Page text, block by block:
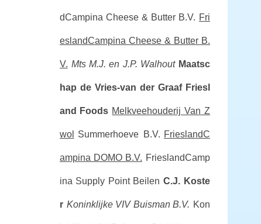
dCampina Cheese & Butter B.V. Fri
eslandCampina Cheese & Butter B.
V. Mts M.J. en J.P. Walhout Maatsc
hap de Vries-van der Graaf Friesl
and Foods Melkveehouderij Van Z
wol Summerhoeve B.V. FrieslandC
ampina DOMO B.V. FrieslandCamp
ina Supply Point Beilen C.J. Koste
r Koninklijke VIV Buisman B.V. Kon